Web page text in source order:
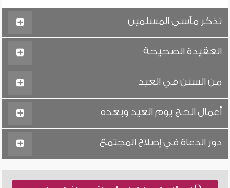
تذكر مآسي المسلمين
العقيدة الصحيحة
من السنن في العيد
أعمال الحج يوم العيد وبعده
دور الدعاة في إصلاح المجتمع